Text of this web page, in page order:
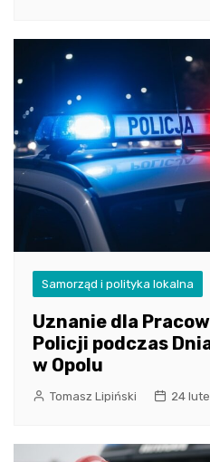
Samorząd i polityka lokalna
Uznanie dla
Policji podczas
w Opolu
Tomasz Lipiński 24